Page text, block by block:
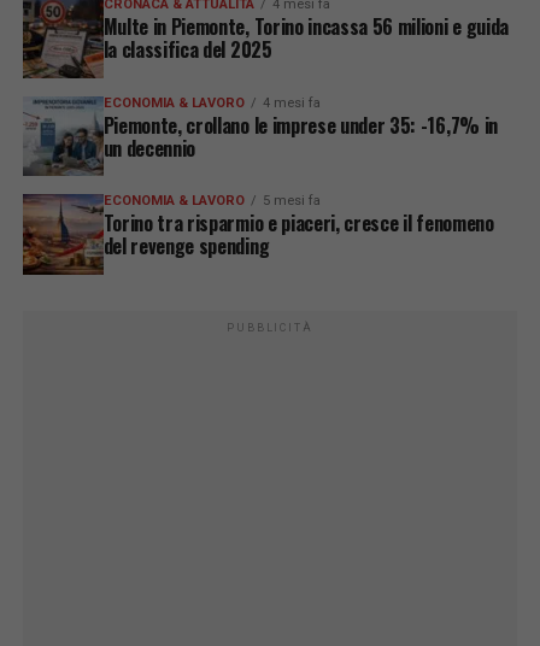
CRONACA & ATTUALITÀ 4 mesi fa
Multe in Piemonte, Torino incassa 56 milioni e guida
la classifica del 2025
ECONOMIA & LAVORO 4 mesi fa
Piemonte, crollano le imprese under 35: -16,7% in
un decennio
ECONOMIA & LAVORO 5 mesi fa
Torino tra risparmio e piaceri, cresce il fenomeno
del revenge spending
PUBBLICITÀ